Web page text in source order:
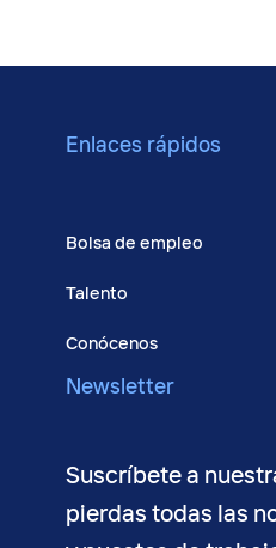
Enlaces rápidos
Bolsa de empleo
Talento
Conócenos
Newsletter
Suscríbete a
pierdas todas las